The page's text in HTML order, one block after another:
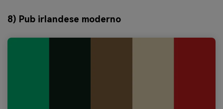
8) Pub irlandese moderno